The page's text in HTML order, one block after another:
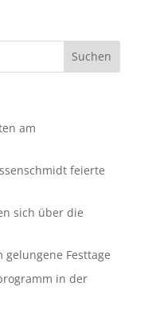
am
feierte
sich über die
Festtage
in der